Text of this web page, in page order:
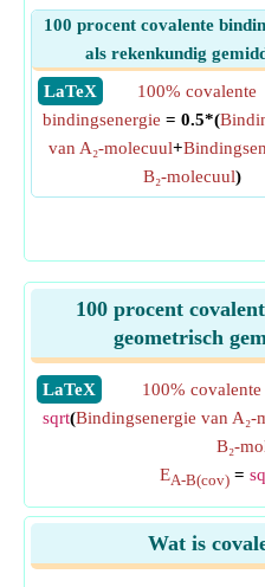
100 procent covalente
als rekenkundig
​ LaTeX
100% covalente
bindingsenergie = 0.5*(
van A₂-molecuul+
B₂-molecuul)
100 procent
geometrisch
​LaTeX 100%
sqrt(Bindingsenergie van A₂-
B₂-
EA-B(cov)=
Wat is